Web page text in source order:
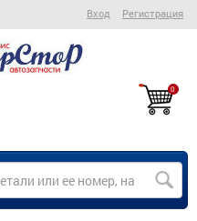
Вход Регистрация
0